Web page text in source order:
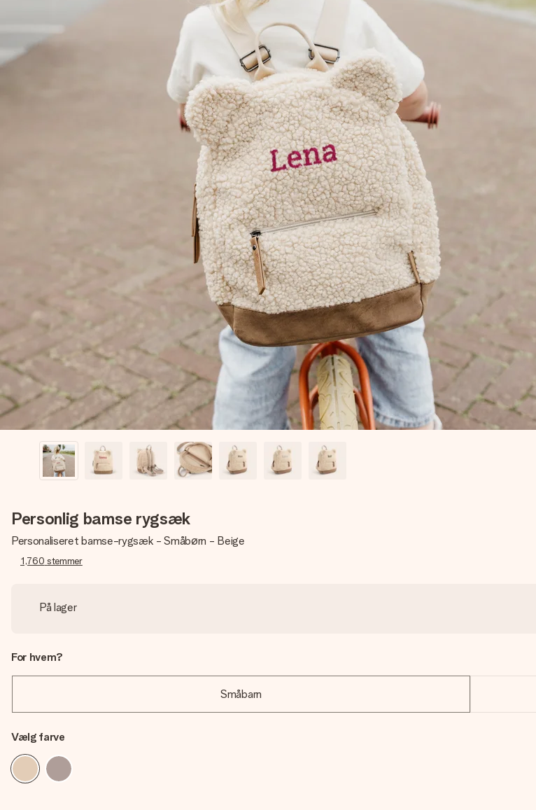
Personlig bamse rygsæk
Personaliseret bamse-rygsæk - Småbørn - Beige
1,760 stemmer
På lager
For hvem?
Småbarn
Vælg farve